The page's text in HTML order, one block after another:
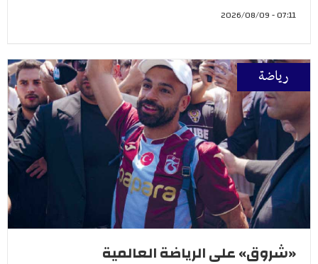
07:11 - 2026/08/09
رياضة
«شروق» على الرياضة العالمية